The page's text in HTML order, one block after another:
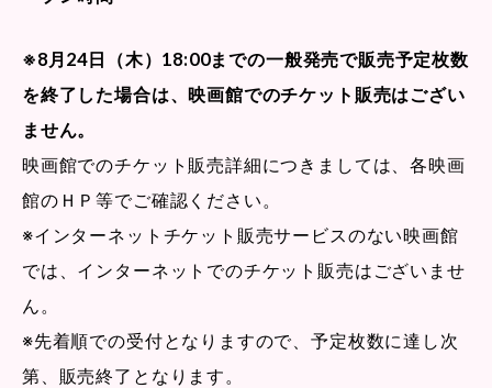
※8月24日（木）18:00までの一般発売で販売予定枚数
を終了した場合は、映画館でのチケット販売はござい
ません。
映画館でのチケット販売詳細につきましては、各映画
館のＨＰ等でご確認ください。
※インターネットチケット販売サービスのない映画館
では、インターネットでのチケット販売はございませ
ん。
※先着順での受付となりますので、予定枚数に達し次
第、販売終了となります。